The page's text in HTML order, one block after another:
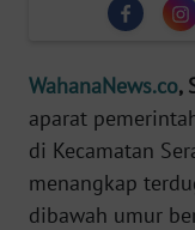
WahanaNews.co,
aparat
di Kecamatan
menangkap
dibawah umur
EDITORIAL
Informasi
INDEKS